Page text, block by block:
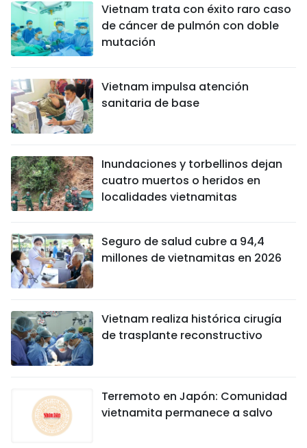
Vietnam trata con éxito raro caso
de cáncer de pulmón con doble
mutación
Vietnam impulsa atención
sanitaria de base
Inundaciones y torbellinos dejan
cuatro muertos o heridos en
localidades vietnamitas
Seguro de salud cubre a 94,4
millones de vietnamitas en 2026
Vietnam realiza histórica cirugía
de trasplante reconstructivo
Terremoto en Japón: Comunidad
vietnamita permanece a salvo